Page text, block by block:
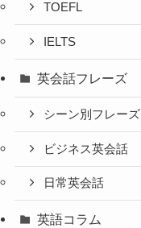
TOEFL
IELTS
英会話フレーズ
シーン別フレーズ
ビジネス英会話
日常英会話
英語コラム